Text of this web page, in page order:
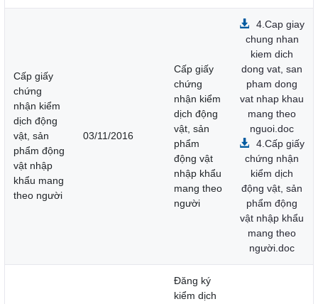
Cấp giấy
chứng
nhận kiểm
dịch động
vật, sản
phẩm động
vật nhập
khẩu mang
theo người
03/11/2016
Cấp giấy
chứng
nhận kiểm
dịch động
vật, sản
phẩm
động vật
nhập khẩu
mang theo
người
4.Cap giay
chung nhan
kiem dich
dong vat, san
pham dong
vat nhap khau
mang theo
nguoi.doc
4.Cấp giấy
chứng nhận
kiểm dịch
động vật, sản
phẩm động
vật nhập khẩu
mang theo
người.doc
Đăng ký
kiểm dịch